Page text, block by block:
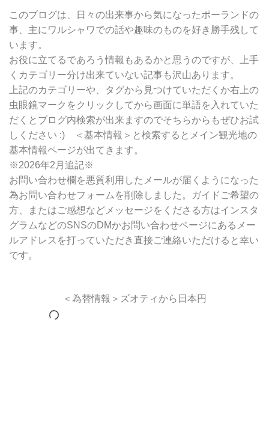
別
検
索
このブログは、日々の出来事から気になったポーランドの
事、主にワルシャワでの話や趣味のものを好き勝手残して
います。
お役に立てるであろう情報もあるかと思うのですが、上手
くカテゴリー分け出来ていない記事も沢山あります。
上記のカテゴリーや、タグから見つけていただくか右上の
虫眼鏡マークをクリックしてから画面に単語を入れていた
だくとブログ内検索が出来ますのでそちらからもぜひお試
しください :) ＜基本情報＞と検索するとメイン観光地の
基本情報ページが出てきます。
※2026年2月追記※
お問い合わせ欄を悪質利用したメールが届くようになった
為お問い合わせフォームを削除しました。ガイドご希望の
方、またはご感想などメッセージをくださる方はインスタ
グラムなどのSNSのDMかお問い合わせページにあるメー
ルアドレスを打っていただき直接ご連絡いただけると幸い
です。
＜為替情報＞ズオティから日本円